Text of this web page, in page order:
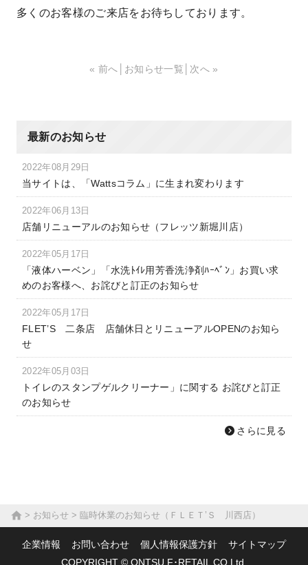
多くのお客様のご来店をお待ちしております。
« 前へ お知らせ一覧 次へ »
最新のお知らせ
2022年08月29日
当サイトは、「Wattsコラム」に生まれ変わります
2022年06月13日
店舗リニューアルのお知らせ（フレッツ新堀川店）
2022年05月17日
「液体ハーベン」「水洗ﾄｲﾚ用芳香洗浄剤ﾊｰﾍﾞﾝ」お買い求
めのお客様へ、お詫びと訂正のお知らせ
2022年05月17日
FLET’S 二条店 店舗休日とリニューアルOPENのお知ら
せ
2022年05月03日
トイレのスタンプゲルクリーナー」に関する お詫びと訂正
のお知らせ
さらに見る
お知らせ 臨時休業のお知らせ（ＦＬＥＴ’Ｓ 川西店）
企業情報 お問い合わせ 個人情報保護方針
サイトマップ
COPYRIGHT © ONTSU F･RETAIL CO.Ltd.